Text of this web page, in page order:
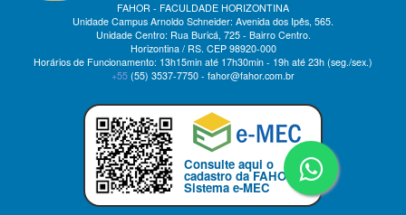
FAHOR - FACULDADE HORIZONTINA
Unidade Campus Arnoldo Schneider: Avenida dos Ipês, 565.
Unidade Centro: Rua Buricá, 725 - Bairro Centro.
Horizontina / RS. CEP 98920-000
Horários de Funcionamento: 13h15min até 17h30min - 19h até 23h (seg./sex.)
+55 (55) 3537-7750 - fahor@fahor.com.br
Consulte aqui o
cadastro da FAHOR no
Sistema e-MEC